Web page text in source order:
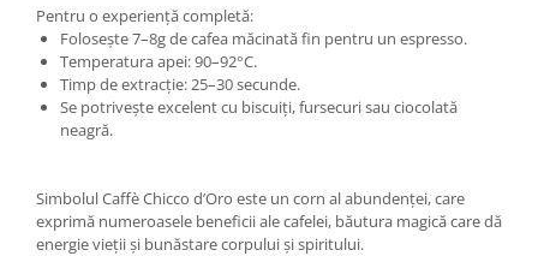
Pentru o experiență completă:
Folosește 7–8g de cafea măcinată fin pentru un espresso.
Temperatura apei: 90–92°C.
Timp de extracție: 25–30 secunde.
Se potrivește excelent cu biscuiți, fursecuri sau ciocolată
neagră.
Simbolul Caffè Chicco d’Oro este un corn al abundenței, care
exprimă numeroasele beneficii ale cafelei, băutura magică care dă
energie vieții și bunăstare corpului și spiritului.